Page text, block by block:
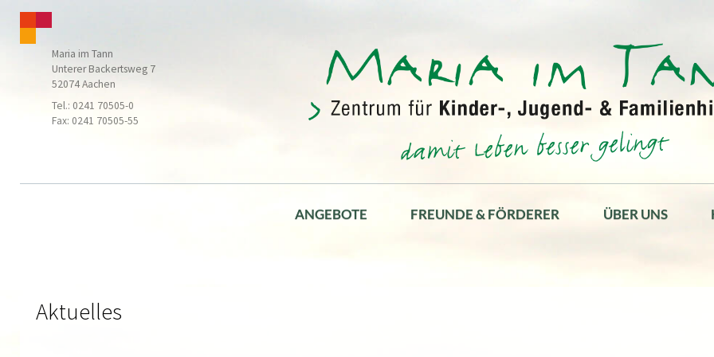
ANGEBOTE FREUNDE & FÖRDERER ÜBER UNS
Maria im Tann
Unterer Backertsweg 7
52074 Aachen
Tel.: 0241 70505-0
Fax: 0241 70505-55
Aktuelles